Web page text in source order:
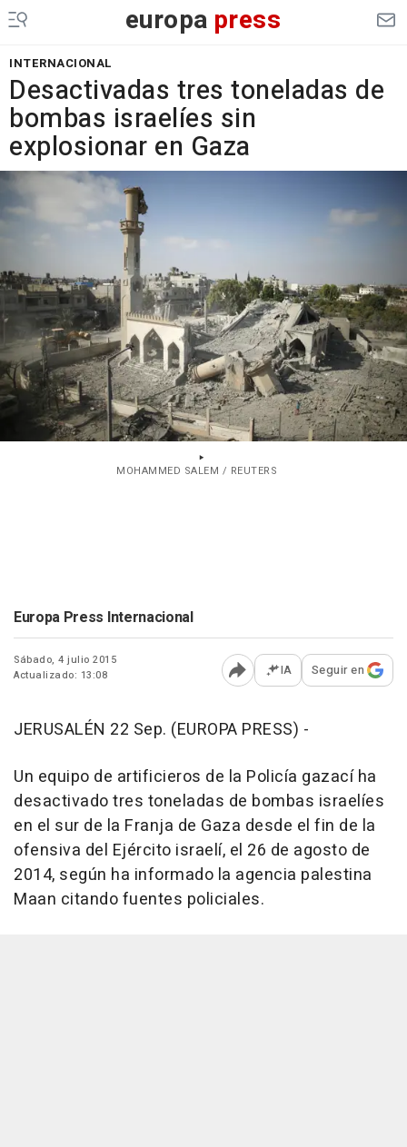
europa press
INTERNACIONAL
Desactivadas tres toneladas de
bombas israelíes sin
explosionar en Gaza
MOHAMMED SALEM / REUTERS
Europa Press Internacional
Sábado, 4 julio 2015
Actualizado: 13:08
Abrir opciones para
IA Seguir en
JERUSALÉN 22 Sep. (EUROPA PRESS) -
Un equipo de artificieros de la Policía gazací ha
desactivado tres toneladas de bombas israelíes
en el sur de la Franja de Gaza desde el fin de la
ofensiva del Ejército israelí, el 26 de agosto de
2014, según ha informado la agencia palestina
Maan citando fuentes policiales.